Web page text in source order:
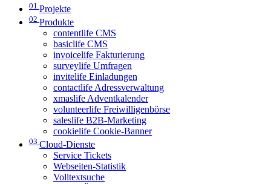
01 Projekte
02 Produkte
contentlife CMS
basiclife CMS
invoicelife Fakturierung
surveylife Umfragen
invitelife Einladungen
contactlife Adressverwaltung
xmaslife Adventkalender
volunteerlife Freiwilligenbörse
saleslife B2B-Marketing
cookielife Cookie-Banner
03 Cloud-Dienste
Service Tickets
Webseiten-Statistik
Volltextsuche